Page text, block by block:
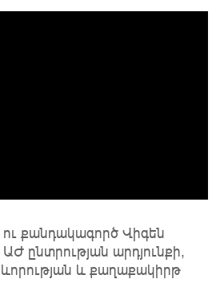
ու քանդակագործ Վիգեն
ընտրության արդյունքի,
և քաղաքակիրթ